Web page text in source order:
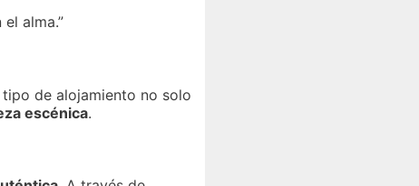
alma.”
de alojamiento no solo
escénica.